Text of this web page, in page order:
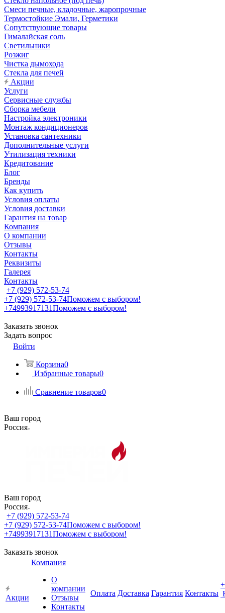
Смеси печные, кладочные, жаропрочные
Термостойкие Эмали, Герметики
Сопутствующие товары
Гималайская соль
Светильники
Розжиг
Чистка дымохода
Стекла для печей
Акции
Услуги
Сервисные службы
Сборка мебели
Настройка электроники
Монтаж кондиционеров
Установка сантехники
Дополнительные услуги
Утилизация техники
Кредитование
Блог
Бренды
Как купить
Условия оплаты
Условия доставки
Гарантия на товар
Компания
О компании
Отзывы
Контакты
Реквизиты
Галерея
Контакты
+7 (929) 572-53-74
+7 (929) 572-53-74Поможем с выбором!
+74993917131Поможем с выбором!
Заказать звонок
Задать вопрос
Войти
Корзина0
Избранные товары0
Сравнение товаров0
Ваш город
Россия
Ваш город
Россия
+7 (929) 572-53-74
+7 (929) 572-53-74Поможем с выбором!
+74993917131Поможем с выбором!
Заказать звонок
Акции
Компания
О
компании
Отзывы
Контакты
Оплата Доставка Гарантия Контакты
+